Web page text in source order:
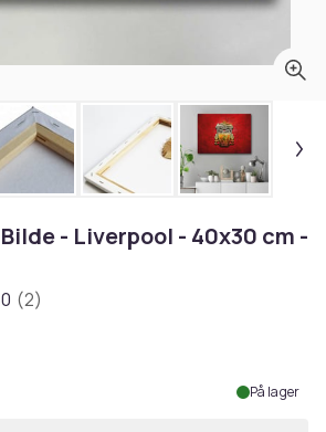
- Liverpool - 40x30 cm -
(2)
På lager